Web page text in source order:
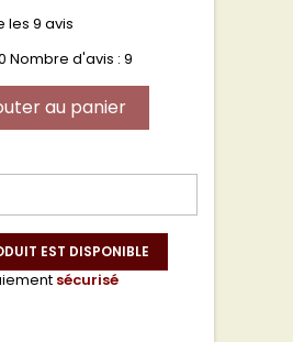
les 9 avis
Nombre d'avis : 9
au panier
EST DISPONIBLE
sécurisé